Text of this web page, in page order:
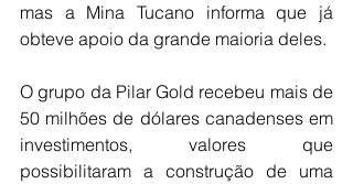
mas a Mina Tucano informa que já
obteve apoio da grande maioria deles.
O grupo da Pilar Gold recebeu mais de
50 milhões de dólares canadenses em
investimentos, valores que
possibilitaram a construção de uma